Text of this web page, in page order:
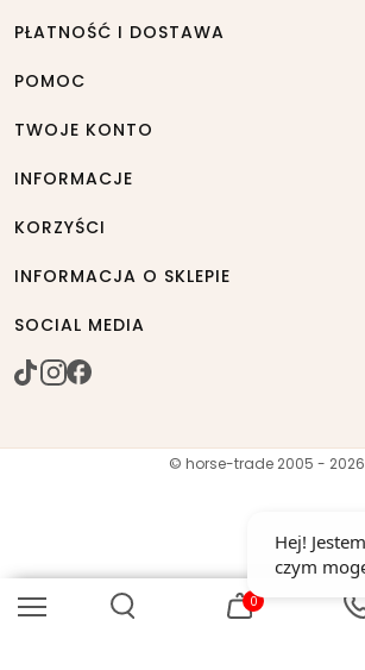
0
PŁATNOŚĆ I DOSTAWA
POMOC
TWOJE KONTO
INFORMACJE
KORZYŚCI
INFORMACJA O SKLEPIE
SOCIAL MEDIA
© horse-trade 2005 - 2026